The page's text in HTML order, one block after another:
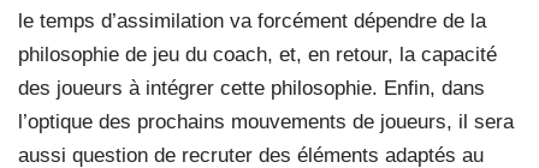
le temps d’assimilation va forcément dépendre de la
philosophie de jeu du coach, et, en retour, la capacité
des joueurs à intégrer cette philosophie. Enfin, dans
l’optique des prochains mouvements de joueurs, il sera
aussi question de recruter des éléments adaptés au